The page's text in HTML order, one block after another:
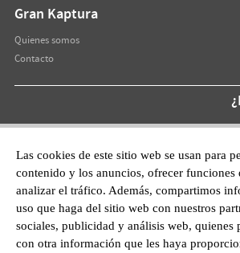
Las cookies de este sitio web se usan para
contenido y los anuncios, ofrecer funciones
analizar el tráfico. Además, compartimos
uso que haga del sitio web con nuestros
sociales, publicidad y análisis web, quienes
con otra información que les haya
Gran Kaptura
Quienes somos
Contacto